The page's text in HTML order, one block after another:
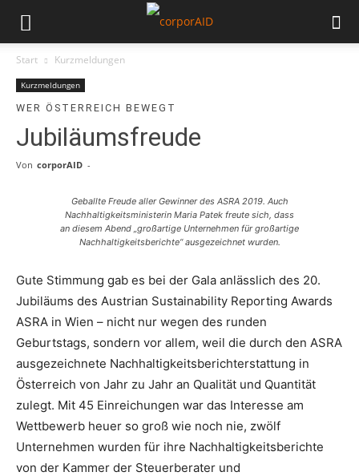
Start Kurzmeldungen
Kurzmeldungen
WER ÖSTERREICH BEWEGT
Jubiläumsfreude
Von corporAID -
Geballte Freude aller Gewinner des ASRA 2019. Auch
Nachhaltigkeitsministerin Maria Patek freute sich, dass
an diesem Abend „großartige Unternehmen für großartige
Nachhaltigkeitsberichte“ ausgezeichnet wurden.
Gute Stimmung gab es bei der Gala anlässlich des 20.
Jubiläums des Austrian Sustainability Reporting Awards
ASRA in Wien – nicht nur wegen des runden
Geburtstags, sondern vor allem, weil die durch den ASRA
ausgezeichnete Nachhaltigkeitsberichterstattung in
Österreich von Jahr zu Jahr an Qualität und Quantität
zulegt. Mit 45 Einreichungen war das Interesse am
Wettbewerb heuer so groß wie noch nie, zwölf
Unternehmen wurden für ihre Nachhaltigkeitsberichte
von der Kammer der Steuerberater und